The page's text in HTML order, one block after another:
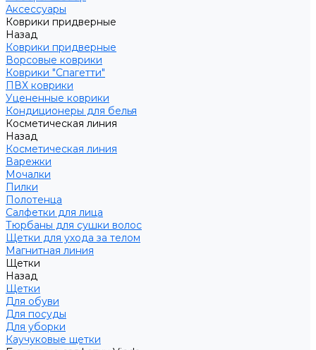
Аксессуары
Коврики придверные
Назад
Коврики придверные
Ворсовые коврики
Коврики "Спагетти"
ПВХ коврики
Уцененные коврики
Кондиционеры для белья
Косметическая линия
Назад
Косметическая линия
Варежки
Мочалки
Пилки
Полотенца
Салфетки для лица
Тюрбаны для сушки волос
Щетки для ухода за телом
Магнитная линия
Щетки
Назад
Щетки
Для обуви
Для посуды
Для уборки
Каучуковые щетки